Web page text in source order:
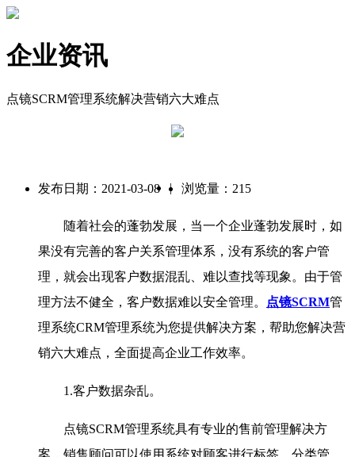
企业资讯
点镜SCRM管理系统解决营销六大难点
发布日期：2021-03-08 | 浏览量：215
随着社会的蓬勃发展，当一个企业蓬勃发展时，如
果没有完善的客户关系管理体系，没有系统的客户管
理，就会出现客户数据混乱、难以查找等现象。由于管
理方法不健全，客户数据难以安全管理。
点镜SCRM管
理系统CRM管理系统为您提供解决方案，帮助您解决营
销六大难点，全面提高企业工作效率。
1.客户数据杂乱。
点镜SCRM管理系统具有专业的售前管理解决方